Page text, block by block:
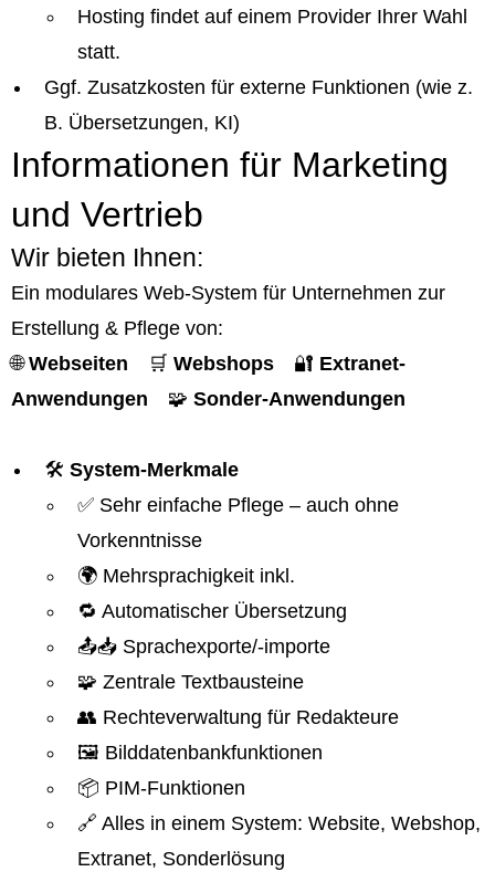
Hosting findet auf einem Provider Ihrer Wahl
statt.
Ggf. Zusatzkosten für externe Funktionen (wie z.
B. Übersetzungen, KI)
Informationen für Marketing
und Vertrieb
Wir bieten Ihnen:
Ein modulares Web-System für Unternehmen zur
Erstellung & Pflege von:
🌐Webseiten 🛒 Webshops 🔐 Extranet-
Anwendungen 🧩 Sonder-Anwendungen
🛠️ System-Merkmale
✅ Sehr einfache Pflege – auch ohne
Vorkenntnisse
🌍 Mehrsprachigkeit inkl.
🔁 Automatischer Übersetzung
📤📥 Sprachexporte/-importe
🧩 Zentrale Textbausteine
👥 Rechteverwaltung für Redakteure
🖼️ Bilddatenbankfunktionen
📦 PIM-Funktionen
🔗 Alles in einem System: Website, Webshop,
Extranet, Sonderlösung